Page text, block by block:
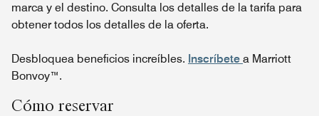
marca y el destino. Consulta los detalles de la tarifa para
obtener todos los detalles de la oferta.
Desbloquea beneficios increíbles. Inscríbete a Marriott
Bonvoy™.
Cómo reservar